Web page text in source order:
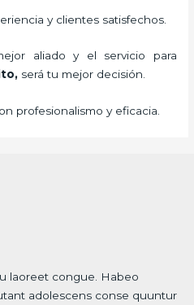
y clientes satisfechos.
aliado y el servicio para
será tu mejor decisión.
profesionalismo y eficacia.
laoreet congue. Habeo
adolescens conse quuntur